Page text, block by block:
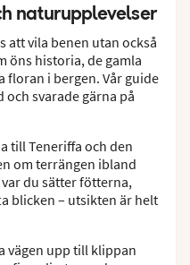
naturupplevelser
att vila benen utan också
öns historia, de gamla
floran i bergen. Vår guide
svarade gärna på
till Teneriffa och den
om terrängen ibland
du sätter fötterna,
blicken – utsikten är helt
vägen upp till klippan